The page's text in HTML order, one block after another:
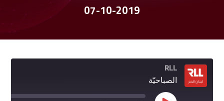
07-10-2019
RLL
الصباحيّة